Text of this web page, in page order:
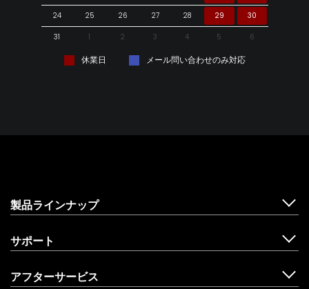
24 25 26 27 28 29 30
31 1 2 3 4 5 6
休業日 メール問い合わせのみ対応
製品ラインナップ
サポート
アフターサービス